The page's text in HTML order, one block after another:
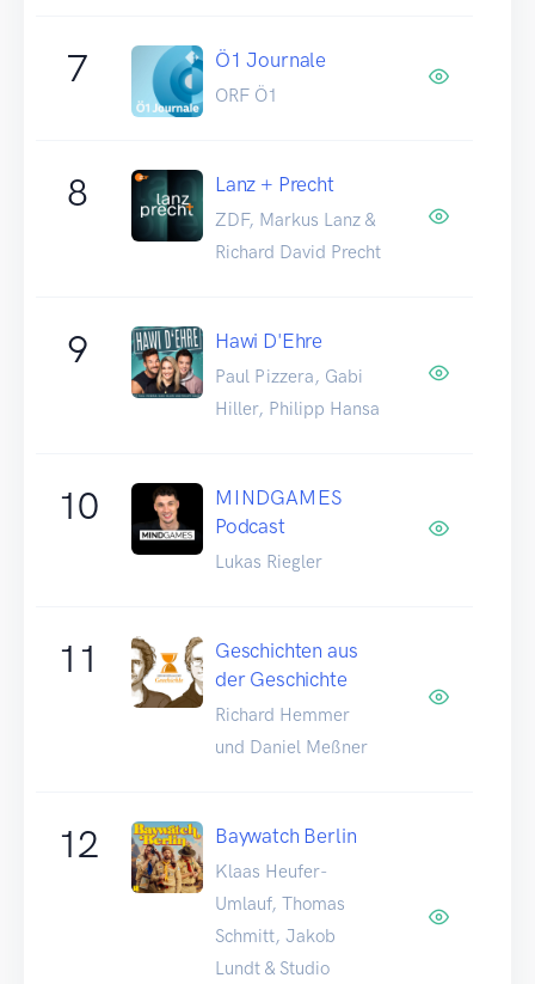
7 Ö1 Journale
ORF Ö1
8 Lanz + Precht
ZDF, Markus Lanz &
Richard David Precht
9 Hawi D'Ehre
Paul Pizzera, Gabi
Hiller, Philipp Hansa
10
MINDGAMES
Podcast
Lukas Riegler
11
Geschichten aus
der Geschichte
Richard Hemmer
und Daniel Meßner
12 Baywatch Berlin
Klaas Heufer-
Umlauf, Thomas
Schmitt, Jakob
Lundt & Studio